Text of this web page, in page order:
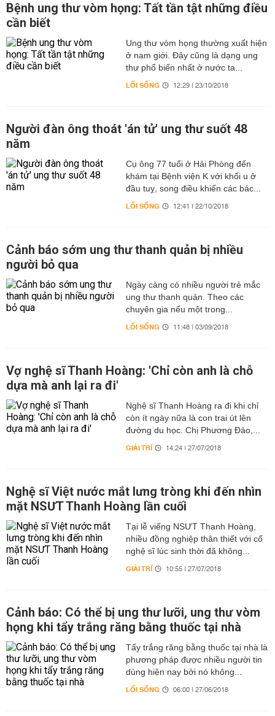
Bệnh ung thư vòm họng: Tất tần tật những điều
cần biết
Ung thư vòm họng thường xuất hiện
ở nam giới. Đây cũng là dạng ung
thư phổ biến nhất ở nước ta...
LỐI SỐNG 12:29 | 23/10/2018
Người đàn ông thoát 'án tử' ung thư suốt 48
năm
Cụ ông 77 tuổi ở Hải Phòng đến
khám tại Bệnh viện K với khối u ở
đầu tuỵ, song điều khiến các bác...
LỐI SỐNG 12:41 | 22/10/2018
Cảnh báo sớm ung thư thanh quản bị nhiều
người bỏ qua
Ngày càng có nhiều người trẻ mắc
ung thư thanh quản. Theo các
chuyên gia nếu một trong...
LỐI SỐNG 11:48 | 03/09/2018
Vợ nghệ sĩ Thanh Hoàng: 'Chỉ còn anh là chỗ
dựa mà anh lại ra đi'
Nghệ sĩ Thanh Hoàng ra đi khi chỉ
còn ít ngày nữa là con trai út lên
đường du học. Chị Phương Đào,...
GIẢI TRÍ 14:24 | 27/07/2018
Nghệ sĩ Việt nước mắt lưng tròng khi đến nhìn
mặt NSƯT Thanh Hoàng lần cuối
Tại lễ viếng NSƯT Thanh Hoàng,
nhiều đồng nghiệp thân thiết với cố
nghệ sĩ lúc sinh thời đã không...
GIẢI TRÍ 10:55 | 27/07/2018
Cảnh báo: Có thể bị ung thư lưỡi, ung thư vòm
họng khi tẩy trắng răng bằng thuốc tại nhà
Tẩy trắng răng bằng thuốc tại nhà là
phương pháp được nhiều người tin
dùng hiện nay bởi nó không...
LỐI SỐNG 06:00 | 27/06/2018